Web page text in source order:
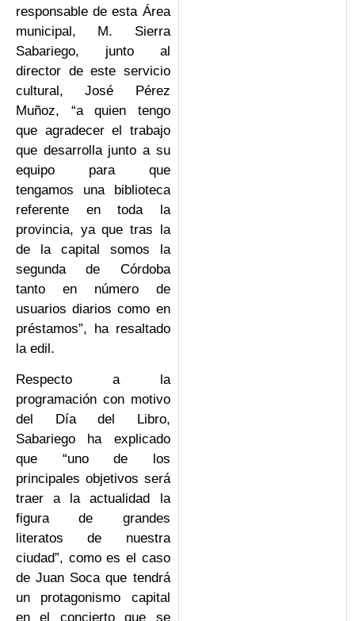
responsable de esta Área
municipal, M. Sierra
Sabariego, junto al
director de este servicio
cultural, José Pérez
Muñoz, “a quien tengo
que agradecer el trabajo
que desarrolla junto a su
equipo para que
tengamos una biblioteca
referente en toda la
provincia, ya que tras la
de la capital somos la
segunda de Córdoba
tanto en número de
usuarios diarios como en
préstamos”, ha resaltado
la edil.
Respecto a la
programación con motivo
del Día del Libro,
Sabariego ha explicado
que “uno de los
principales objetivos será
traer a la actualidad la
figura de grandes
literatos de nuestra
ciudad”, como es el caso
de Juan Soca que tendrá
un protagonismo capital
en el concierto que se